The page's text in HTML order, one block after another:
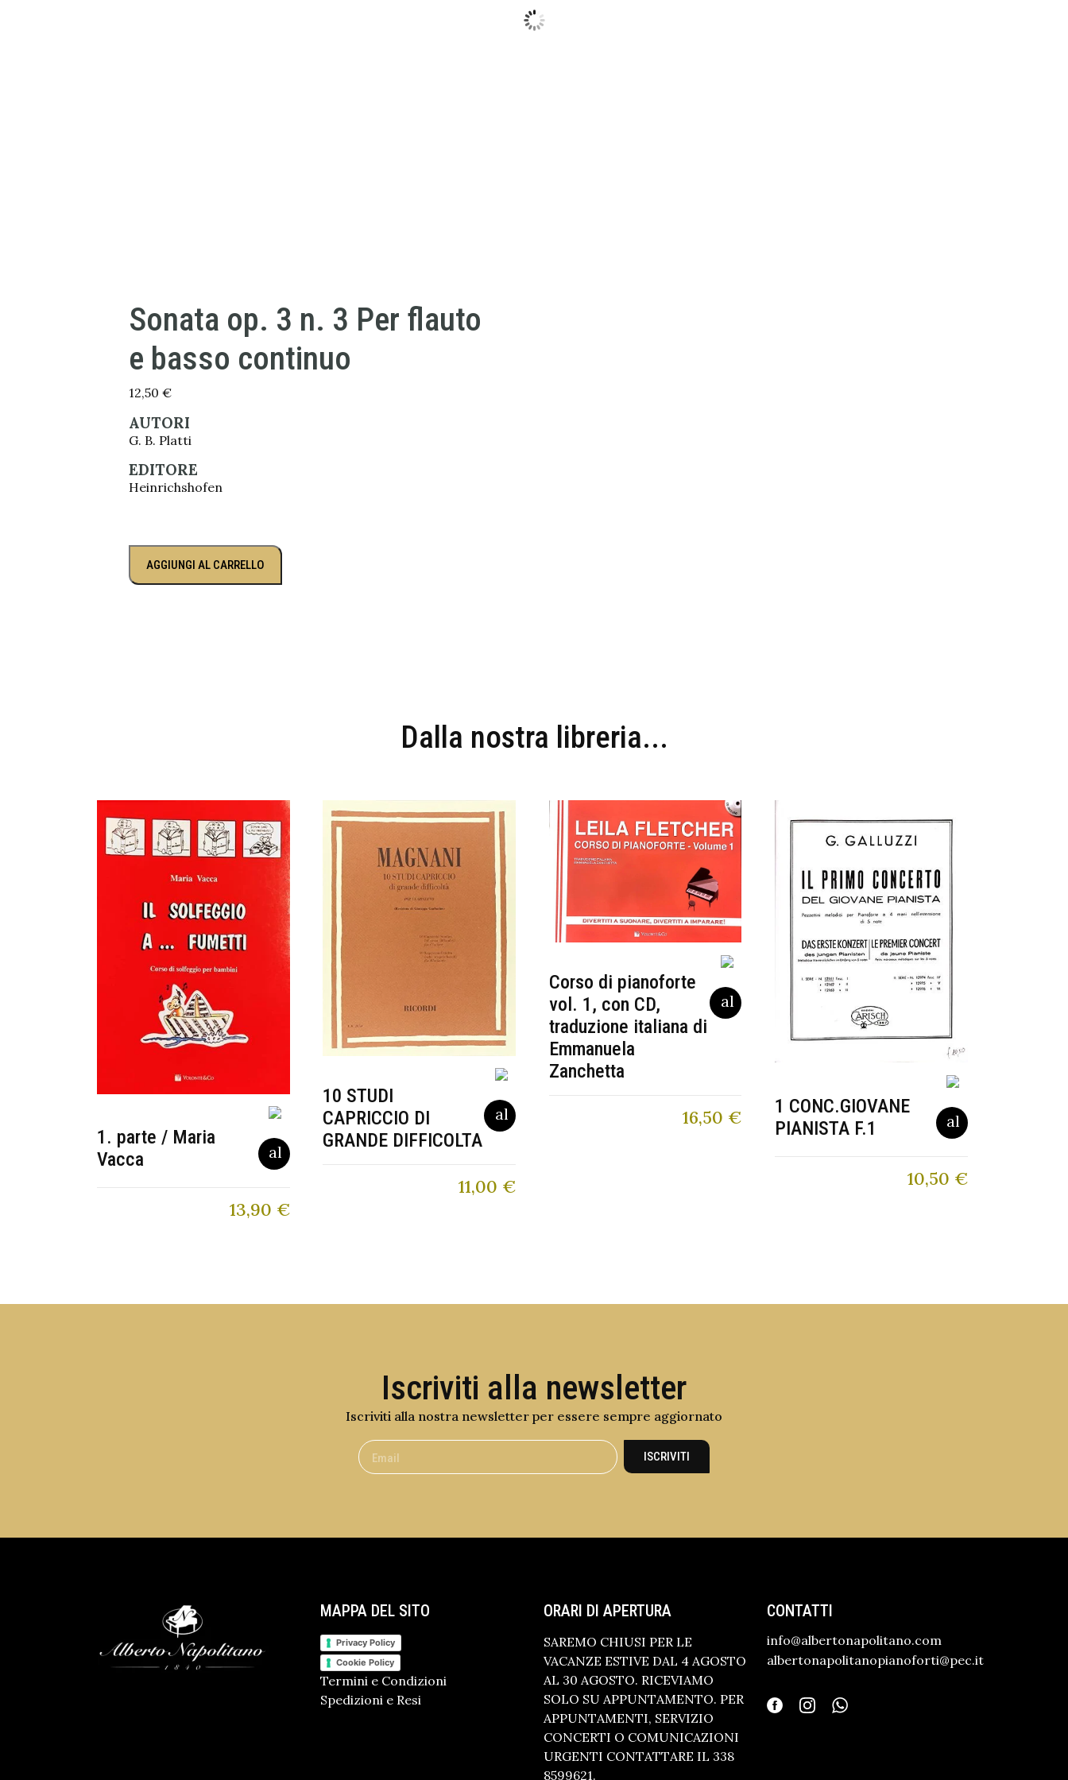
Sonata op. 3 n. 3 Per flauto
e basso continuo
12,50 €
AUTORI
G. B. Platti
EDITORE
Heinrichshofen
AGGIUNGI AL CARRELLO
Dalla nostra libreria...
1. parte / Maria
Vacca
13,90 €
10 STUDI
CAPRICCIO DI
GRANDE DIFFICOLTA
11,00 €
Corso di pianoforte
vol. 1, con CD,
traduzione italiana di
Emmanuela
Zanchetta
16,50 €
1 CONC.GIOVANE
PIANISTA F.1
10,50 €
Iscriviti alla newsletter
Iscriviti alla nostra newsletter per essere sempre aggiornato
ISCRIVITI
MAPPA DEL SITO
Privacy Policy
Cookie Policy
Termini e Condizioni
Spedizioni e Resi
ORARI DI APERTURA
SAREMO CHIUSI PER LE
VACANZE ESTIVE DAL 4 AGOSTO
AL 30 AGOSTO. RICEVIAMO
SOLO SU APPUNTAMENTO. PER
APPUNTAMENTI, SERVIZIO
CONCERTI O COMUNICAZIONI
URGENTI CONTATTARE IL 338
8599621.
CONTATTI
info@albertonapolitano.com
albertonapolitanopianoforti@pec.it